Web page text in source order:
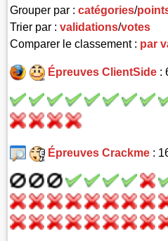
Grouper par :catégories/
Trier par :validations/votes
Comparer le classement : par
Épreuves ClientSide:
Épreuves Crackme: